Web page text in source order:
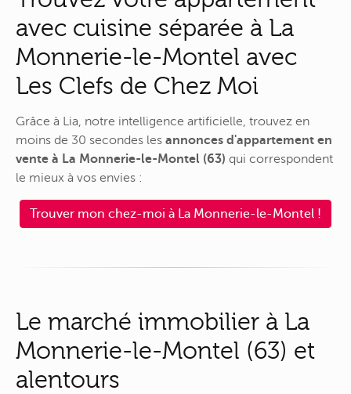
avec cuisine séparée à La
Monnerie-le-Montel avec
Les Clefs de Chez Moi
Grâce à Lia, notre intelligence artificielle, trouvez en
moins de 30 secondes les annonces d'appartement en
vente à La Monnerie-le-Montel (63) qui correspondent
le mieux à vos envies :
Trouver mon chez-moi à La Monnerie-le-Montel !
Le marché immobilier à La
Monnerie-le-Montel (63) et
alentours